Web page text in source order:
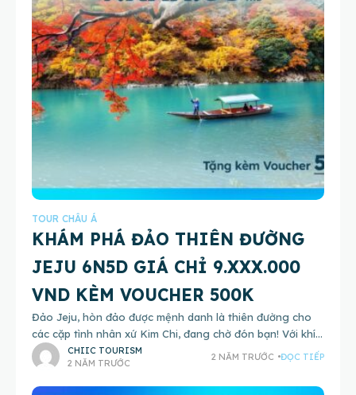
TOUR CHÂU Á
KHÁM PHÁ ĐẢO THIÊN ĐƯỜNG
JEJU 6N5D GIÁ CHỈ 9.XXX.000
VND KÈM VOUCHER 500K
Đảo Jeju, hòn đảo được mệnh danh là thiên đường cho
các cặp tình nhân xứ Kim Chi, đang chờ đón bạn! Với khí
hậu ôn hòa và vẻ đẹp
CHIIC TOURISM
2 NĂM TRƯỚC
2 NĂM TRƯỚC ĐỌC TIẾP